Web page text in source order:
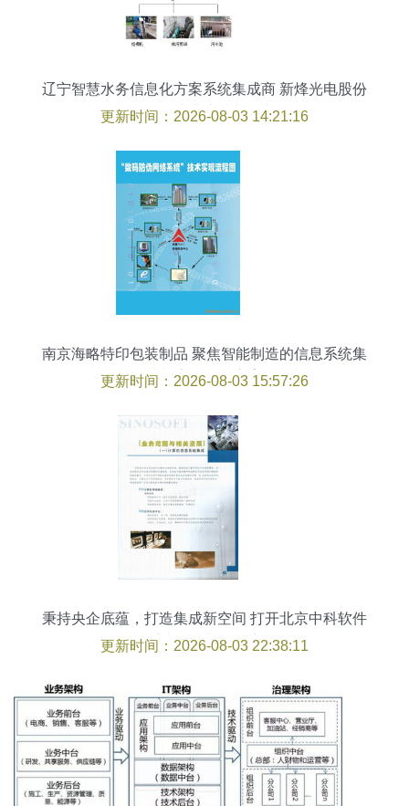
辽宁智慧水务信息化方案系统集成商 新烽光电股份
公司的专业实践与展望
更新时间：2026-08-03 14:21:16
南京海略特印包装制品 聚焦智能制造的信息系统集
成与安全监控方案
更新时间：2026-08-03 15:57:26
秉持央企底蕴，打造集成新空间 打开北京中科软件
与系统集成部发展密码
更新时间：2026-08-03 22:38:11